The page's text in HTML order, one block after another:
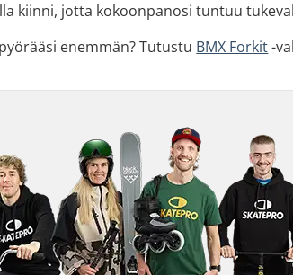
kiinni, jotta kokoonpanosi tuntuu
enemmän? Tutustu BMX Forkit-